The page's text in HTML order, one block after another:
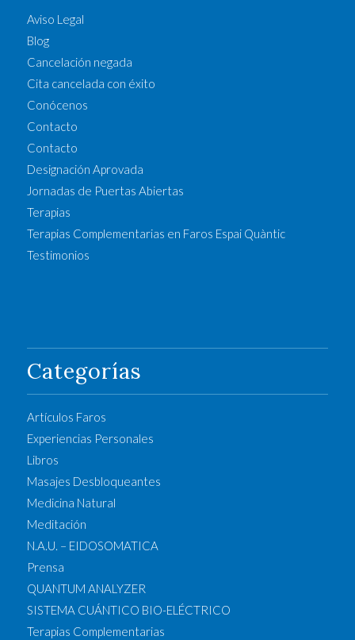
Aviso Legal
Blog
Cancelación negada
Cita cancelada con éxito
Conócenos
Contacto
Contacto
Designación Aprovada
Jornadas de Puertas Abiertas
Terapias
Terapias Complementarias en Faros Espai Quàntic
Testimonios
Categorías
Artículos Faros
Experiencias Personales
Libros
Masajes Desbloqueantes
Medicina Natural
Meditación
N.A.U. – EIDOSOMATICA
Prensa
QUANTUM ANALYZER
SISTEMA CUÁNTICO BIO-ELÉCTRICO
Terapias Complementarias